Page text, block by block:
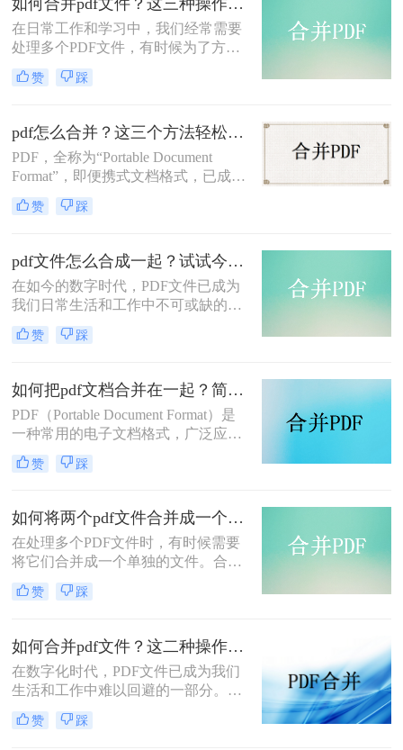
松地将两个PDF文件合并成一个。
如何合并pdf文件？这三种操作方法十分简单！
​在日常工作和学习中，我们经常需要
处理多个PDF文件，有时候为了方便
查阅和管理，我们需要将这些PDF文
件合并成一个。那么如何合并pdf文件
法来合并PDF文件。
赞 踩
pdf怎么合并？这三个方法轻松合并pdf！
PDF，全称为“Portable Document
Format”，即便携式文档格式，已成为
现代工作和学习中不可或缺的文件格
式。由于其跨平台、不易编辑、保护
许多场合都得到了广泛应用。然而，
当我们需要整合多个PDF文件时，pdf
怎么合并就成了一个关键问题。本文
将介绍几种简单易懂的PDF合并方
法。
赞 踩
pdf文件怎么合成一起？试试今天的方法！
在如今的数字时代，PDF文件已成为
我们日常生活和工作中不可或缺的一
部分。然而，当我们需要将多个PDF
文件合成为一个文件时，确实需要一
么合成一起呢？本文将为你介绍一简
单而有效的方法，帮助你完美整合多
个PDF文件。
赞 踩
如何把pdf文档合并在一起？简单易操作的二种方法！
PDF（Portable Document Format）是
一种常用的电子文档格式，广泛应用
于电子书、合同、报告等场景。有
时，我们可能需要将多个PDF文档合
那么，如何把pdf文档合并在一起呢？
下面我们将为您介绍合并PDF文档的
详细步骤与技巧。
赞 踩
如何将两个pdf文件合并成一个？这三个方法就够用啦！
​在处理多个PDF文件时，有时候需要
将它们合并成一个单独的文件。合并
PDF文件可以帮助您更好地组织文
件、简化文档管理和提高工作效率。
呢？本文将介绍三种实用的方法，帮
助您将两个PDF文件合并成一个。
赞 踩
如何合并pdf文件？这二种操作方法十分简单！
在数字化时代，PDF文件已成为我们
生活和工作中难以回避的一部分。然
而，有时我们会遇到需要合并多个
PDF文件的情况，比如需要把多个章
赞 踩